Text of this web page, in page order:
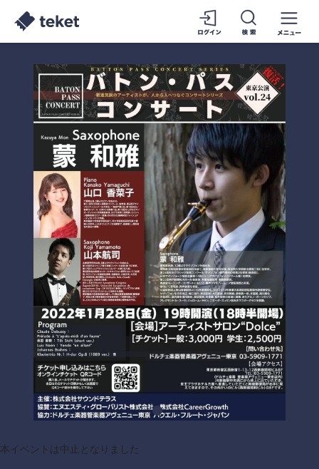
本イベントは中止となりました